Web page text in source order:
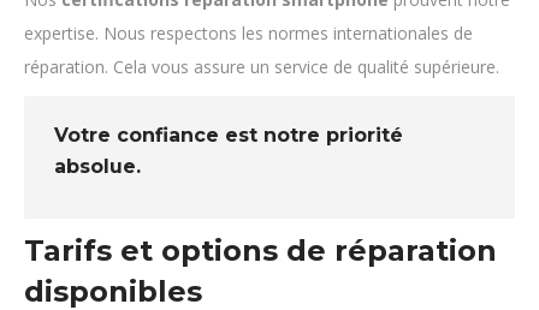
expertise. Nous respectons les normes internationales de
réparation. Cela vous assure un service de qualité supérieure.
Votre confiance est notre priorité
absolue.
Tarifs et options de réparation
disponibles